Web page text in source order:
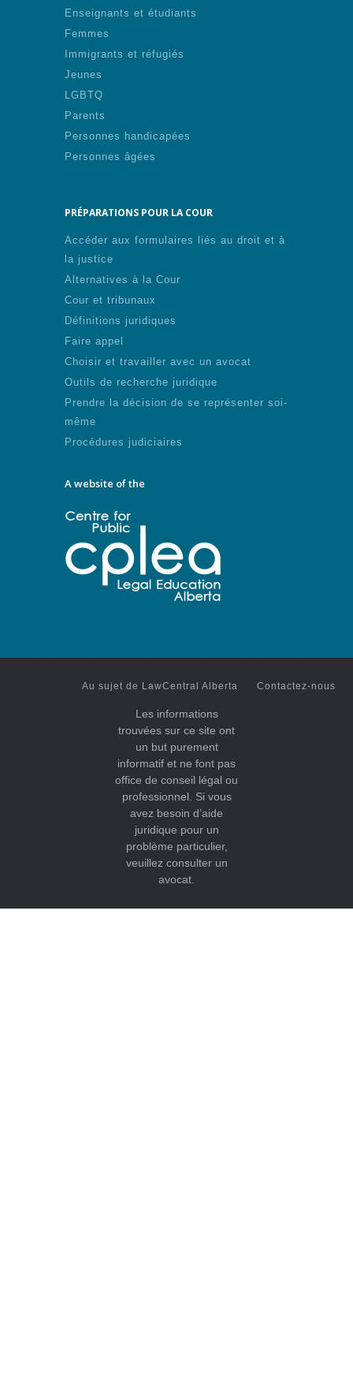
Enseignants et étudiants
Femmes
Immigrants et réfugiés
Jeunes
LGBTQ
Parents
Personnes handicapées
Personnes âgées
PRÉPARATIONS POUR LA COUR
Accéder aux formulaires liés au droit et à
la justice
Alternatives à la Cour
Cour et tribunaux
Définitions juridiques
Faire appel
Choisir et travailler avec un avocat
Outils de recherche juridique
Prendre la décision de se représenter soi-
même
Procédures judiciaires
A website of the
Au sujet de LawCentral Alberta Contactez-nous
Les informations
trouvées sur ce site ont
un but purement
informatif et ne font pas
office de conseil légal ou
professionnel. Si vous
avez besoin d’aide
juridique pour un
problème particulier,
veuillez consulter un
avocat.